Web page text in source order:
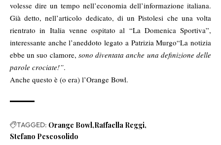
volesse dire un tempo nell’economia dell’informazione italiana.
Già detto, nell’articolo dedicato, di un Pistolesi che una volta
rientrato in Italia venne ospitato al “La Domenica Sportiva”,
interessante anche l’aneddoto legato a Patrizia Murgo“La notizia
ebbe un suo clamore, sono diventata anche una definizione delle
parole crociate!”.
Anche questo è (o era) l’Orange Bowl.
TAGGED: Orange Bowl Raffaella Reggi
Stefano Pescosolido